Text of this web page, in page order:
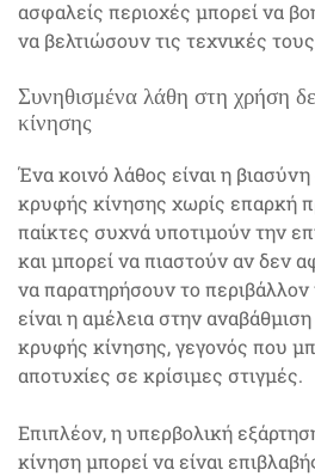
ασφαλείς περιοχές μπορεί να
να βελτιώσουν τις τεχνικές
Συνηθισμένα λάθη στη χρήση
κίνησης
Ένα κοινό λάθος είναι η
κρυφής κίνησης χωρίς επαρκή
παίκτες συχνά υποτιμούν την
και μπορεί να πιαστούν αν δεν
να παρατηρήσουν το
είναι η αμέλεια στην
κρυφής κίνησης, γεγονός που
αποτυχίες σε κρίσιμες στιγμές.
Επιπλέον, η υπερβολική
κίνηση μπορεί να είναι